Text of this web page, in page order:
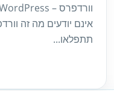
תתפלאו...